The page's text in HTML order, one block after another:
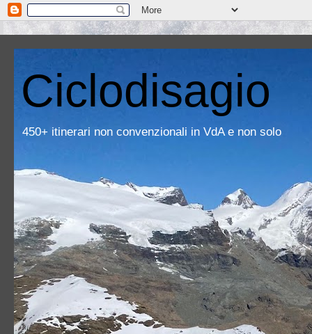
Ciclodisagio
450+ itinerari non convenzionali in VdA e non solo